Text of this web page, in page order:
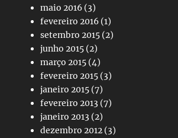
maio 2016 (3)
fevereiro 2016 (1)
setembro 2015 (2)
junho 2015 (2)
março 2015 (4)
fevereiro 2015 (3)
janeiro 2015 (7)
fevereiro 2013 (7)
janeiro 2013 (2)
dezembro 2012 (3)